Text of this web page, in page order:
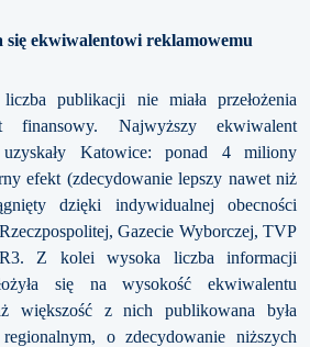
się ekwiwalentowi reklamowemu
publikacji nie miała przełożenia
finansowy. Najwyższy ekwiwalent
Katowice: ponad 4 miliony
efekt (zdecydowanie lepszy nawet niż
dzięki indywidualnej obecności
Gazecie Wyborczej, TVP
Z kolei wysoka liczba informacji
się na wysokość ekwiwalentu
większość z nich publikowana była
o zdecydowanie niższych